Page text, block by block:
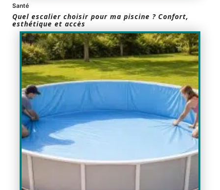
Santé
Quel escalier choisir pour ma piscine ? Confort,
esthétique et accès